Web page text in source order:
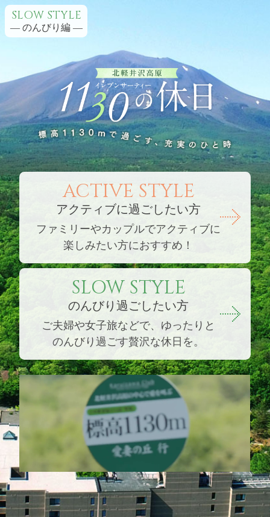
SLOW STYLE
― のんびり編 ―
ACTIVE STYLE
アクティブに過ごしたい方
ファミリーやカップルでアクティブに
楽しみたい方におすすめ！
SLOW STYLE
のんびり過ごしたい方
ご夫婦や女子旅などで、ゆったりと
のんびり過ごす贅沢な休日を。